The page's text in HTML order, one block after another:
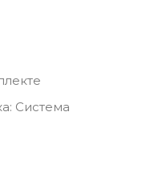
Система